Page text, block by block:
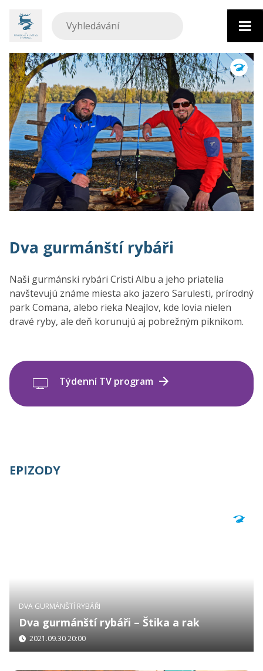
obsahu
Dva gurmánští rybáři
Naši gurmánski rybári Cristi Albu a jeho priatelia
navštevujú známe miesta ako jazero Sarulesti, prírodný
park Comana, alebo rieka Neajlov, kde lovia nielen
dravé ryby, ale deň korunujú aj pobrežným piknikom.
Týdenní TV program
EPIZODY
DVA GURMÁNŠTÍ RYBÁŘI
Dva gurmánští rybáři – Štika a rak
2021.09.30 20:00